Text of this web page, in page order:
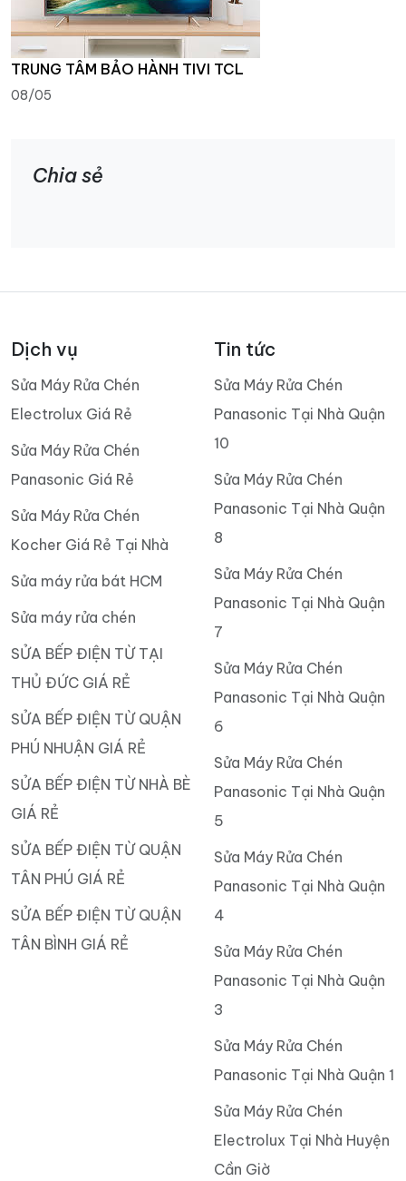
TRUNG TÂM BẢO HÀNH TIVI TCL
08/05
Chia sẻ
Dịch vụ
Sửa Máy Rửa Chén
Electrolux Giá Rẻ
Sửa Máy Rửa Chén
Panasonic Giá Rẻ
Sửa Máy Rửa Chén
Kocher Giá Rẻ Tại Nhà
Sửa máy rửa bát HCM
Sửa máy rửa chén
SỬA BẾP ĐIỆN TỪ TẠI
THỦ ĐỨC GIÁ RẺ
SỬA BẾP ĐIỆN TỪ QUẬN
PHÚ NHUẬN GIÁ RẺ
SỬA BẾP ĐIỆN TỪ NHÀ BÈ
GIÁ RẺ
SỬA BẾP ĐIỆN TỪ QUẬN
TÂN PHÚ GIÁ RẺ
SỬA BẾP ĐIỆN TỪ QUẬN
TÂN BÌNH GIÁ RẺ
Tin tức
Sửa Máy Rửa Chén
Panasonic Tại Nhà Quận
10
Sửa Máy Rửa Chén
Panasonic Tại Nhà Quận
8
Sửa Máy Rửa Chén
Panasonic Tại Nhà Quận
7
Sửa Máy Rửa Chén
Panasonic Tại Nhà Quận
6
Sửa Máy Rửa Chén
Panasonic Tại Nhà Quận
5
Sửa Máy Rửa Chén
Panasonic Tại Nhà Quận
4
Sửa Máy Rửa Chén
Panasonic Tại Nhà Quận
3
Sửa Máy Rửa Chén
Panasonic Tại Nhà Quận 1
Sửa Máy Rửa Chén
Electrolux Tại Nhà Huyện
Cần Giờ